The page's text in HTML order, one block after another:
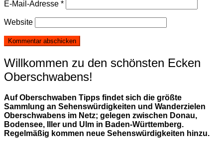
E-Mail-Adresse *
Website
Willkommen zu den schönsten Ecken
Oberschwabens!
Auf Oberschwaben Tipps findet sich die größte
Sammlung an Sehenswürdigkeiten und Wanderzielen
Oberschwabens im Netz; gelegen zwischen Donau,
Bodensee, Iller und Ulm in Baden-Württemberg.
Regelmäßig kommen neue Sehenswürdigkeiten hinzu.